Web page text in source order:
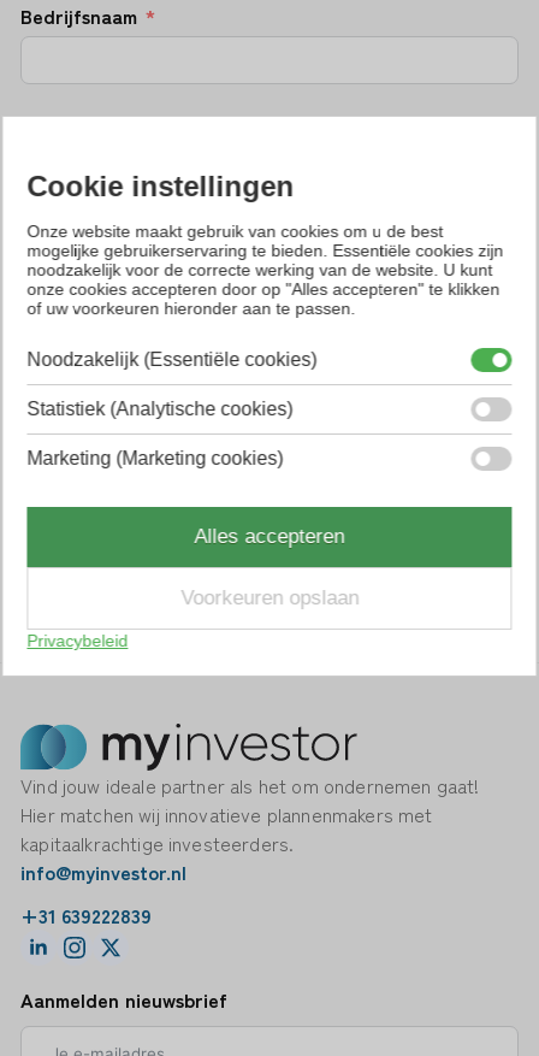
Bedrijfsnaam
E-mail
Telefoon
Versturen
Vind jouw ideale partner als het om ondernemen gaat!
Hier matchen wij innovatieve plannenmakers met
kapitaalkrachtige investeerders.
info@myinvestor.nl
+31 639222839
Aanmelden nieuwsbrief
Cookie instellingen
Onze website maakt gebruik van cookies om u de best
mogelijke gebruikerservaring te bieden. Essentiële cookies zijn
noodzakelijk voor de correcte werking van de website. U kunt
onze cookies accepteren door op "Alles accepteren" te klikken
of uw voorkeuren hieronder aan te passen.
Noodzakelijk (Essentiële cookies)
Statistiek (Analytische cookies)
Marketing (Marketing cookies)
Alles accepteren
Voorkeuren opslaan
Privacybeleid